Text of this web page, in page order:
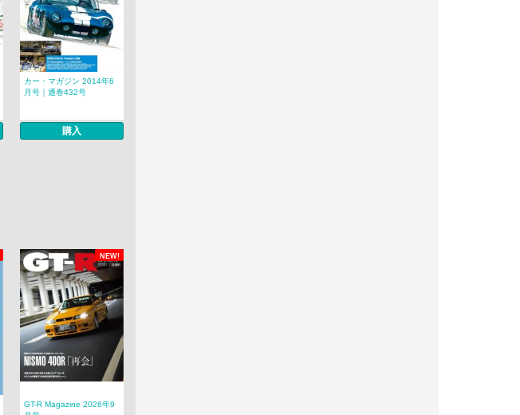
カー・マガジン 2014年6
月号｜通巻432号
購入
NEW!
GT-R Magazine 2026年9